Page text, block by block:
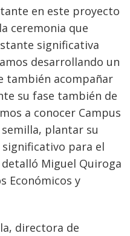
en este proyecto
ceremonia que
significativa
desarrollando un
también acompañar
su fase también de
a conocer Campus
plantar su
para el
Miguel Quiroga
Económicos y
directora de